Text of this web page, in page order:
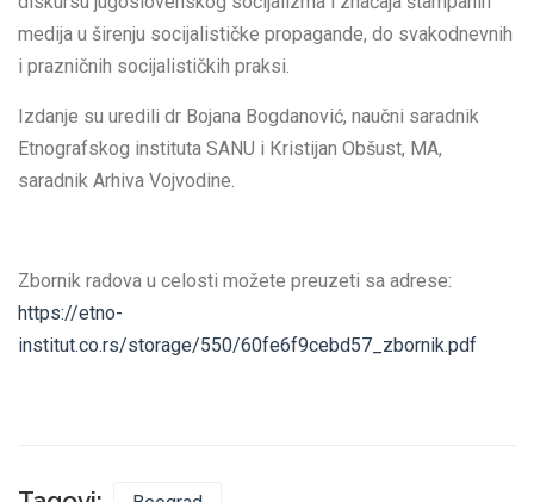
medija u širenju socijalističke propagande, do svakodnevnih
i prazničnih socijalističkih praksi.
Izdanje su uredili dr Bojana Bogdanović, naučni saradnik
Etnografskog instituta SANU i Кristijan Obšust, MA,
saradnik Arhiva Vojvodine.
Zbornik radova u celosti možete preuzeti sa adrese:
https://etno-
institut.co.rs/storage/550/60fe6f9cebd57_zbornik.pdf